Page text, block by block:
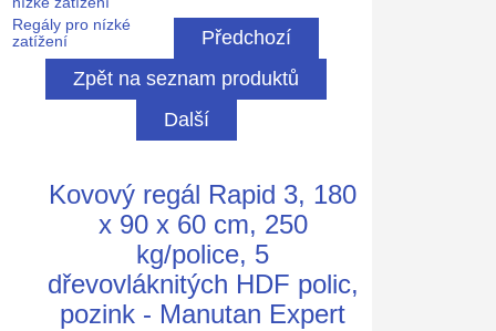
Regály pro nízké
zatížení
Předchozí
Zpět na seznam produktů
Další
Kovový regál Rapid 3, 180
x 90 x 60 cm, 250
kg/police, 5
dřevovláknitých HDF polic,
pozink - Manutan Expert